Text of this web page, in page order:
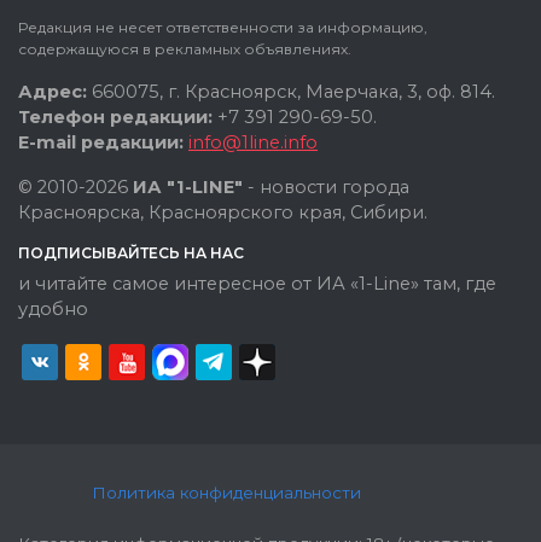
Редакция не несет ответственности за информацию,
содержащуюся в рекламных объявлениях.
Адрес: 660075, г. Красноярск, Маерчака, 3, оф. 814.
Телефон редакции: +7 391 290-69-50.
E-mail редакции: info@1line.info
© 2010-2026 ИА "1-LINE" - новости города
Красноярска, Красноярского края, Сибири.
ПОДПИСЫВАЙТЕСЬ НА НАС
и читайте самое интересное от ИА «1-Line» там, где
удобно
Политика конфиденциальности